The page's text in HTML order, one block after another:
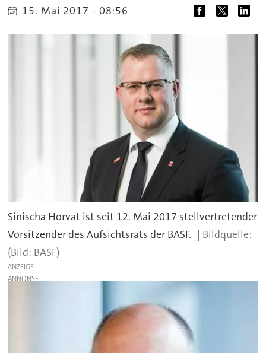
15. Mai 2017 - 08:56
Sinischa Horvat ist seit 12. Mai 2017 stellvertretender
Vorsitzender des Aufsichtsrats der BASF.
(Bild: BASF)
ANZEIGE